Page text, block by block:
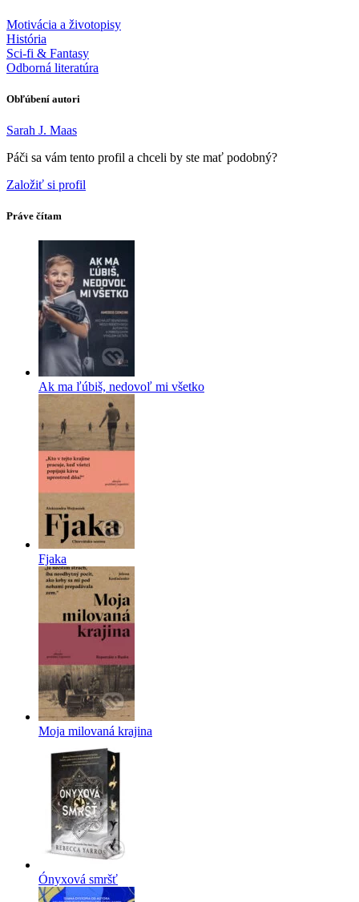
Motivácia a životopisy
História
Sci-fi & Fantasy
Odborná literatúra
Obľúbení autori
Sarah J. Maas
Páči sa vám tento profil a chceli by ste mať podobný?
Založiť si profil
Práve čítam
Ak ma ľúbiš, nedovoľ mi všetko
Fjaka
Moja milovaná krajina
Ónyxová smršť